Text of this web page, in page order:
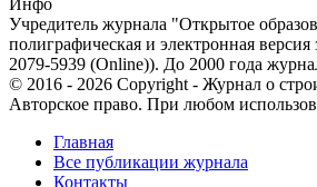
Учредитель журнала "Открытое
полиграфическая и электронная
2079-5939 (Online)). До 2000 года
© 2016 - 2026 Copyright - Журнал о
Авторское право. При любом
Главная
Все публикации журнала
Контакты